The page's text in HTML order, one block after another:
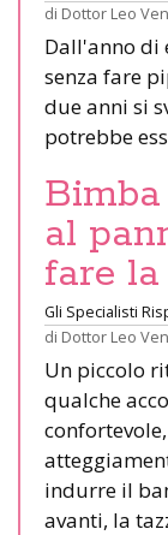
di Dottor Leo
Dall'anno di
senza fare
due anni si
potrebbe
Bimba
al
fare la
Gli Specialisti
di Dottor Leo
Un piccolo
qualche
indurre il
avanti, la